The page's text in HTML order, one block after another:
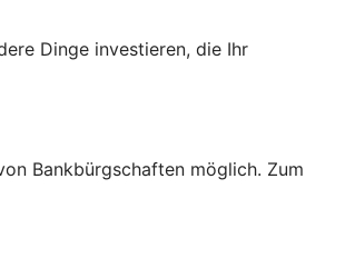
Dinge investieren, die Ihr
Bankbürgschaften möglich. Zum